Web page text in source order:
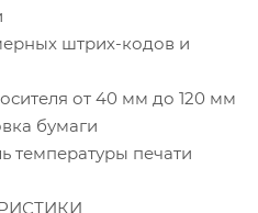
штрих-кодов и
от 40 мм до 120 мм
бумаги
температуры печати